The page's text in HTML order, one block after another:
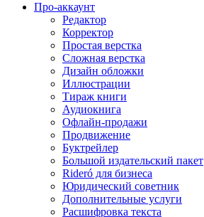
Про-аккаунт
Редактор
Корректор
Простая верстка
Сложная верстка
Дизайн обложки
Иллюстрации
Тираж книги
Аудиокнига
Офлайн-продажи
Продвижение
Буктрейлер
Большой издательский пакет
Rideró для бизнеса
Юридический советник
Дополнительные услуги
Расшифровка текста